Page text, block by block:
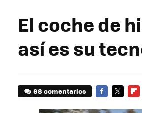
El coche de
así es su
68 comentarios